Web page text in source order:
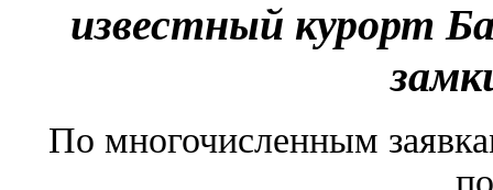
известный курорт
По многочисленным